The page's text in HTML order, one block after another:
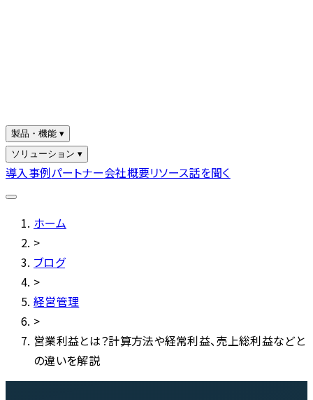
製品・機能 ▾
ソリューション ▾
導入事例パートナー会社概要リソース話を聞く
ホーム
>
ブログ
>
経営管理
>
営業利益とは？計算方法や経常利益、売上総利益などと
の違いを解説